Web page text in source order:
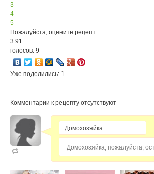
3
4
5
Пожалуйста, оцените рецепт
3.91
голосов: 9
Уже поделились: 1
Комментарии к рецепту отсутствуют